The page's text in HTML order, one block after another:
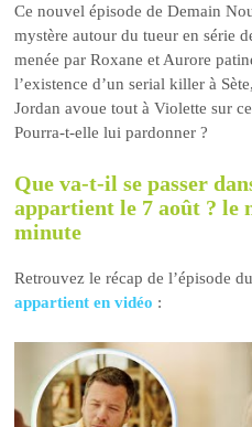
Ce nouvel épisode de Demain
mystère autour du tueur en série
menée par Roxane et Aurore
l’existence d’un serial killer à
Jordan avoue tout à Violette sur
Pourra-t-elle lui pardonner ?
Que va-t-il se passer
appartient le 7 août ? le
minute
Retrouvez le récap de l’épisode
appartient en vidéo :